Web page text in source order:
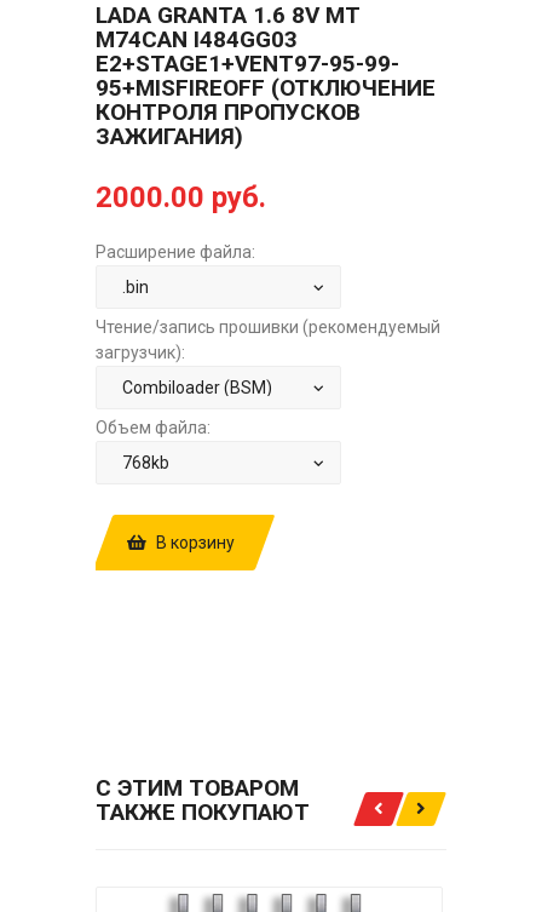
LADA GRANTA 1.6 8V MT
M74CAN I484GG03
E2+STAGE1+VENT97-95-99-
95+MISFIREOFF (ОТКЛЮЧЕНИЕ
КОНТРОЛЯ ПРОПУСКОВ
ЗАЖИГАНИЯ)
2000.00 руб.
Расширение файла:
Чтение/запись прошивки (рекомендуемый
загрузчик):
Объем файла:
В корзину
С ЭТИМ ТОВАРОМ
ТАКЖЕ ПОКУПАЮТ